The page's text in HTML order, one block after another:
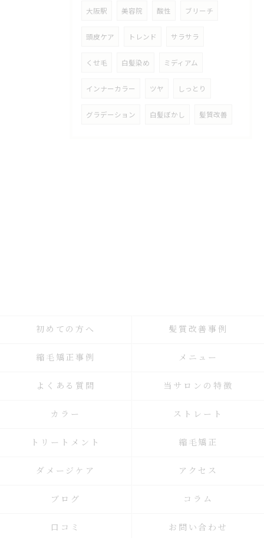
大阪駅 美容院 酸性 ブリーチ
頭皮ケア トレンド サラサラ
くせ毛 白髪染め ミディアム
インナーカラー ツヤ しっとり
グラデーション 白髪ぼかし 髪質改善
初めての方へ 髪質改善事例
縮毛矯正事例 メニュー
よくある質問 当サロンの特徴
カラー ストレート
トリートメント 縮毛矯正
ダメージケア アクセス
ブログ コラム
口コミ お問い合わせ